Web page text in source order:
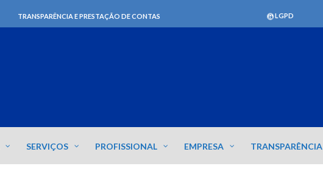
TRANSPARÊNCIA E PRESTAÇÃO DE CONTAS LGPD
SERVIÇOS PROFISSIONAL EMPRESA TRANSPARÊNCIA